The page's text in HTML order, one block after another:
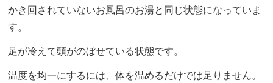
かき回されていないお風呂のお湯と同じ状態になっていま
す。
足が冷えて頭がのぼせている状態です。
温度を均一にするには、体を温めるだけでは足りません。